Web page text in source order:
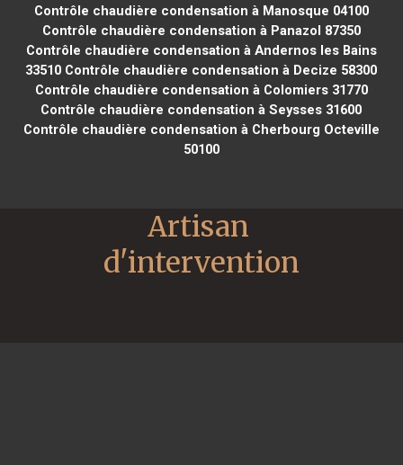
Contrôle chaudière condensation à Manosque 04100
Contrôle chaudière condensation à Panazol 87350
Contrôle chaudière condensation à Andernos les Bains
33510 Contrôle chaudière condensation à Decize 58300
Contrôle chaudière condensation à Colomiers 31770
Contrôle chaudière condensation à Seysses 31600
Contrôle chaudière condensation à Cherbourg Octeville
50100
Artisan
d'intervention